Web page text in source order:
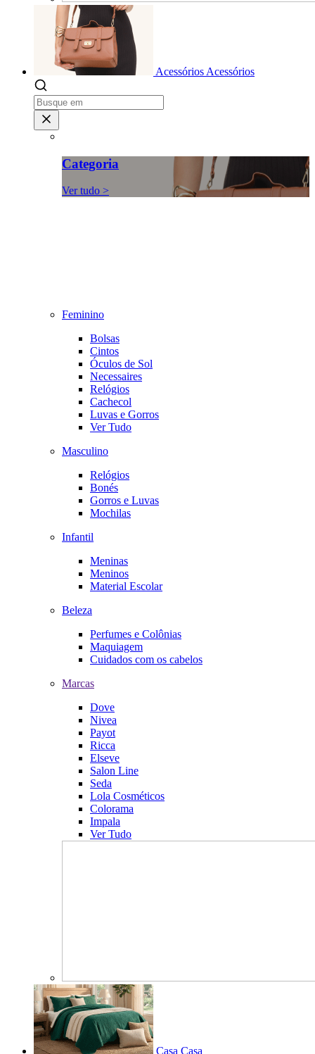
Acessórios Acessórios
Categoria
Ver tudo >
Feminino
Bolsas
Cintos
Óculos de Sol
Necessaires
Relógios
Cachecol
Luvas e Gorros
Ver Tudo
Masculino
Relógios
Bonés
Gorros e Luvas
Mochilas
Infantil
Meninas
Meninos
Material Escolar
Beleza
Perfumes e Colônias
Maquiagem
Cuidados com os cabelos
Marcas
Dove
Nivea
Payot
Ricca
Elseve
Salon Line
Seda
Lola Cosméticos
Colorama
Impala
Ver Tudo
Casa Casa